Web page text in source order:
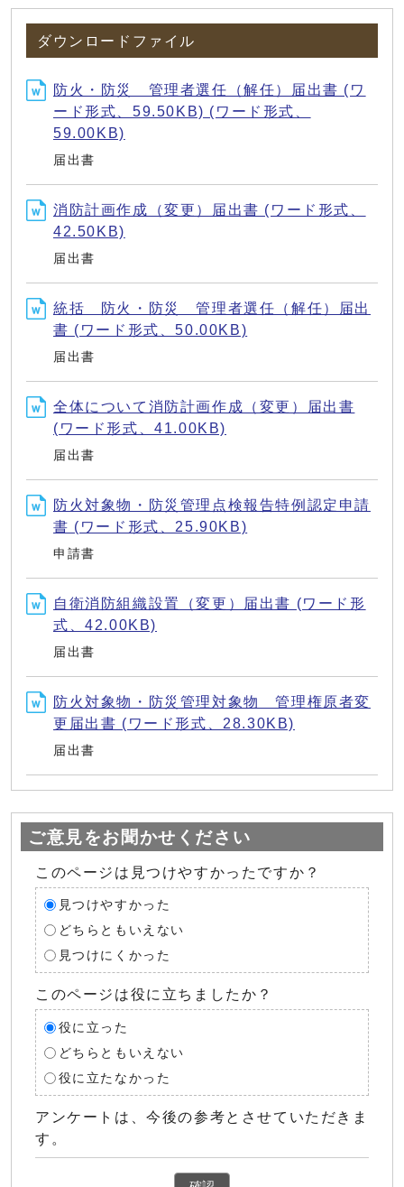
ダウンロードファイル
防火・防災 管理者選任（解任）届出書 (ワ
ード形式、59.50KB) (ワード形式、
59.00KB)
届出書
消防計画作成（変更）届出書 (ワード形式、
42.50KB)
届出書
統括 防火・防災 管理者選任（解任）届出
書 (ワード形式、50.00KB)
届出書
全体について消防計画作成（変更）届出書
(ワード形式、41.00KB)
届出書
防火対象物・防災管理点検報告特例認定申請
書 (ワード形式、25.90KB)
申請書
自衛消防組織設置（変更）届出書 (ワード形
式、42.00KB)
届出書
防火対象物・防災管理対象物 管理権原者変
更届出書 (ワード形式、28.30KB)
届出書
ご意見をお聞かせください
このページは見つけやすかったですか？
見つけやすかった
どちらともいえない
見つけにくかった
このページは役に立ちましたか？
役に立った
どちらともいえない
役に立たなかった
アンケートは、今後の参考とさせていただきま
す。